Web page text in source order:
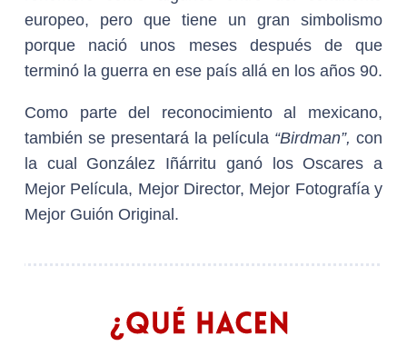
europeo, pero que tiene un gran simbolismo
porque nació unos meses después de que
terminó la guerra en ese país allá en los años 90.
Como parte del reconocimiento al mexicano,
también se presentará la película “Birdman”, con
la cual González Iñárritu ganó los Oscares a
Mejor Película, Mejor Director, Mejor Fotografía y
Mejor Guión Original.